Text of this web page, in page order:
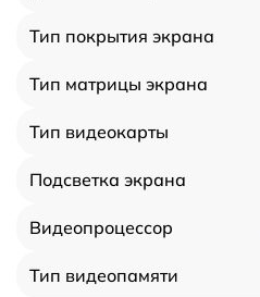
Тип покрытия экрана
Тип матрицы экрана
Тип видеокарты
Подсветка экрана
Видеопроцессор
Тип видеопамяти